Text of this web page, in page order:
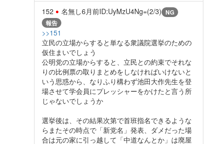
152 名無し6月前ID:UyMzU4Ng=(2/3) NG
報告
>>151
立民の立場からすると単なる衆議院選挙のための
仮住まいでしょう
公明党の立場からすると、立民との約束でそれな
りの比例票の取りまとめをしなければいけないと
いう思惑から、なりふり構わず池田大作先生を登
場させて学会員にプレッシャーをかけたと言う所
じゃないでしょうか
選挙後は、その結果次第で首班指名できるような
らまたその時点で「新党名」発表、ダメだった場
合は元の家に引っ越して「中道なんとか」は廃屋